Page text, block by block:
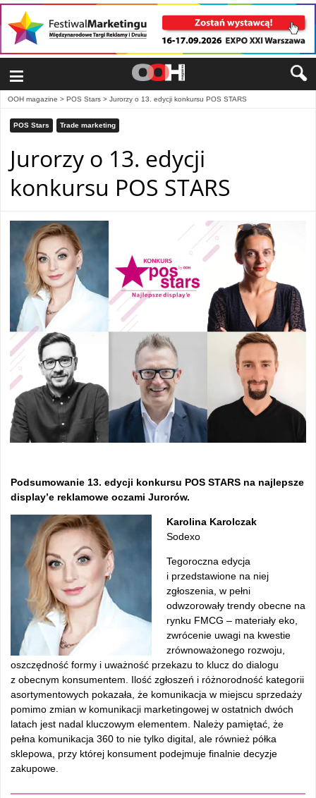
≡
OOH magazine > POS Stars > Jurorzy o 13. edycji konkursu POS STARS
POS Stars Trade marketing
Jurorzy o 13. edycji
konkursu POS STARS
Podsumowanie 13. edycji konkursu POS STARS na najlepsze
display’e reklamowe oczami Jurorów.
Karolina Karolczak
Sodexo
Tegoroczna edycja
i przedstawione na niej
zgłoszenia, w pełni
odwzorowały trendy obecne na
rynku FMCG – materiały eko,
zwrócenie uwagi na kwestie
zrównoważonego rozwoju,
oszczędność formy i uważność przekazu to klucz do dialogu
z obecnym konsumentem. Ilość zgłoszeń i różnorodność kategorii
asortymentowych pokazała, że komunikacja w miejscu sprzedaży
pomimo zmian w komunikacji marketingowej w ostatnich dwóch
latach jest nadal kluczowym elementem. Należy pamiętać, że
pełna komunikacja 360 to nie tylko digital, ale również półka
sklepowa, przy której konsument podejmuje finalnie decyzje
zakupowe.